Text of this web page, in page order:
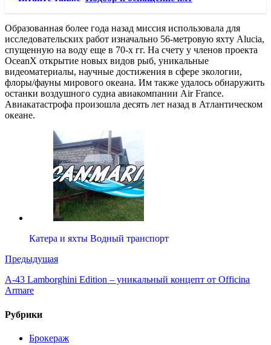
Образованная более года назад миссия использовала для
исследовательских работ изначально 56-метровую яхту Alucia,
спущенную на воду еще в 70-х гг. На счету у членов проекта
OceanX открытие новых видов рыб, уникальные
видеоматериалы, научные достижения в сфере экологии,
флоры/фауны мирового океана. Им также удалось обнаружить
останки воздушного судна авиакомпании Air France.
Авиакатастрофа произошла десять лет назад в Атлантическом
океане.
Катера и яхты Водный транспорт
Предыдущая
A-43 Lamborghini Edition – уникальный концепт от Officina
Armare
Рубрики
Брокераж